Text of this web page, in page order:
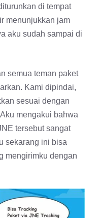
di tempat
menunjukkan jam
aku sudah sampai di
semua teman paket
Kami dipindai,
sesuai dengan
mengakui bahwa
tersebut sangat
sekarang ini bisa
mengirimku dengan